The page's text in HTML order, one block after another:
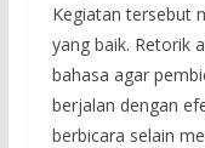
Kegiatan tersebut
yang baik. Retorik
bahasa agar
berjalan dengan
berbicara selain